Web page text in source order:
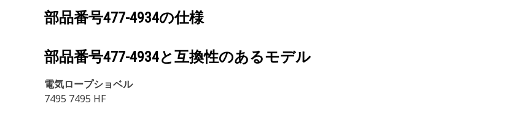
部品番号477-4934の仕様
部品番号477-4934と互換性のあるモデル
電気ロープショベル
7495 7495 HF